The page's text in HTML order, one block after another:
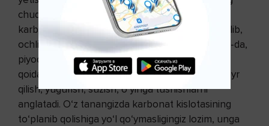
chuqur nafas olishi uchun imkon bermayotgan
karbonat kislotasidan xalos bo‘lasiz. Shunday qilib,
ochlik vaqtida, ertalab yoki kechqurun oz bo‘lsa-da,
piyoda sayr qilishingiz lozim. Faol inson bo‘lish
qoidasiga amal qiling. Bu toza havoga chiqish, sayr
qilish, yugurish, suzish, o‘yinga tushishlarni
anglatadi. O‘z tanangizda karbonat kislotasining
to‘planib qolishiga yo‘l qo‘ymasligingiz lozim, unga